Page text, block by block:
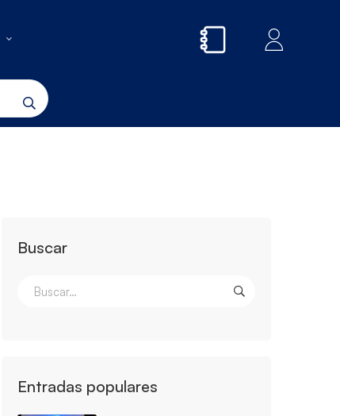
Buscar
Entradas populares